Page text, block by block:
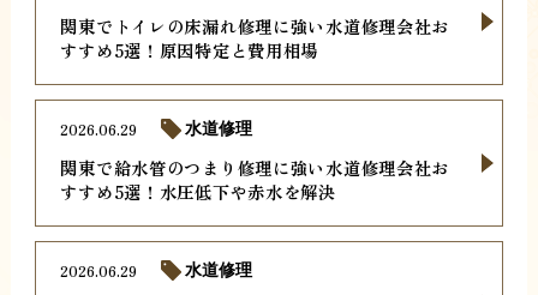
関東でトイレの床漏れ修理に強い水道修理会社お
すすめ5選！原因特定と費用相場
関東で給水管のつまり修理に強い水道修理会社お
すすめ5選！水圧低下や赤水を解決
2026.06.29 水道修理
2026.06.29 水道修理